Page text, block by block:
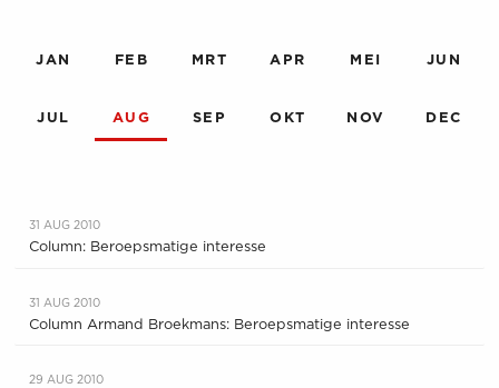
JAN FEB MRT APR MEI JUN
JUL AUG SEP OKT NOV DEC
31 AUG 2010
Column: Beroepsmatige interesse
31 AUG 2010
Column Armand Broekmans: Beroepsmatige interesse
29 AUG 2010